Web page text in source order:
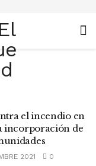
el incendio en
incorporación de
2021 0